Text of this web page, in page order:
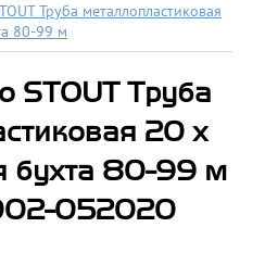
Труба металлопластиковая
80-99 м
STOUT Труба
20 х
бухта 80-99 м
052020